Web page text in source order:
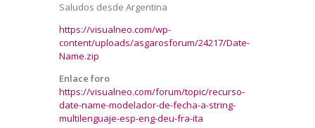
Saludos desde Argentina
https://visualneo.com/wp-
content/uploads/asgarosforum/24217/Date-
Name.zip
Enlace foro
https://visualneo.com/forum/topic/recurso-
date-name-modelador-de-fecha-a-string-
multilenguaje-esp-eng-deu-fra-ita